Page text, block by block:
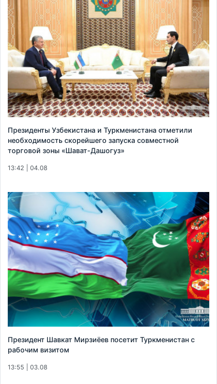
Президенты Узбекистана и Туркменистана отметили
необходимость скорейшего запуска совместной
торговой зоны «Шават-Дашогуз»
13:42 | 04.08
Президент Шавкат Мирзиёев посетит Туркменистан с
рабочим визитом
13:55 | 03.08